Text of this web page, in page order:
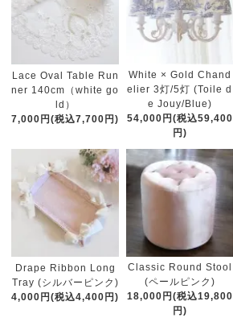
Lace Oval Table Run
ner 140cm（white go
ld）
7,000円(税込7,700円)
White × Gold Chand
elier 3灯/5灯 (Toile d
e Jouy/Blue)
54,000円(税込59,400
円)
Drape Ribbon Long
Tray (シルバーピンク)
4,000円(税込4,400円)
Classic Round Stool
(ペールピンク)
18,000円(税込19,800
円)